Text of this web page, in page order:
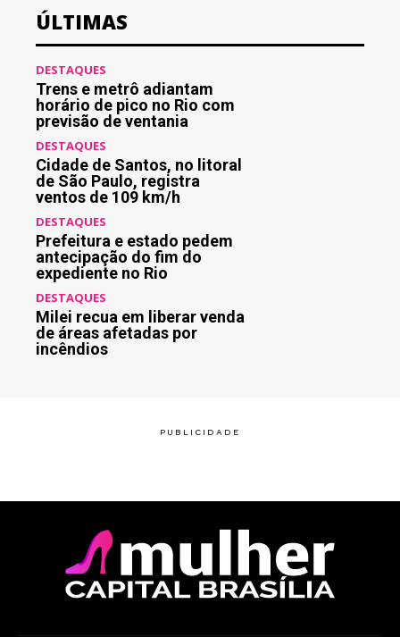
ÚLTIMAS
DESTAQUES
Trens e metrô adiantam
horário de pico no Rio com
previsão de ventania
DESTAQUES
Cidade de Santos, no litoral
de São Paulo, registra
ventos de 109 km/h
DESTAQUES
Prefeitura e estado pedem
antecipação do fim do
expediente no Rio
DESTAQUES
Milei recua em liberar venda
de áreas afetadas por
incêndios